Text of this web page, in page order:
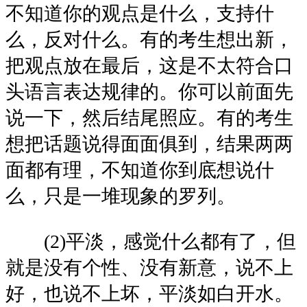
不知道你的观点是什么，支持什
么，反对什么。有的考生想出新，
把观点放在最后，这是不太符合口
头语言表达规律的。你可以前面先
说一下，然后结尾照应。有的考生
想把话题说得面面俱到，结果两两
面都有理，不知道你到底想说什
么，只是一堆现象的罗列。
(2)平淡，感觉什么都有了，但
就是没有个性、没有新意，说不上
好，也说不上坏，平淡如白开水。